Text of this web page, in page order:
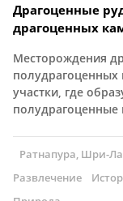
Драгоценные
драгоценных
Месторождения
участки, где
Ратнапура, Шри-
Развлечение